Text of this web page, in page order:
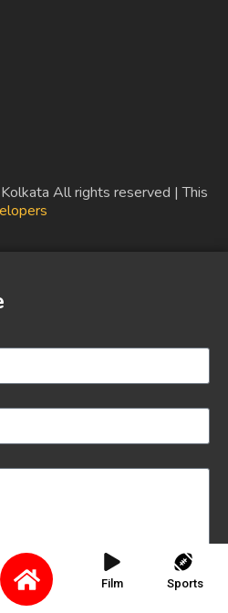
Film Sports
All rights reserved | This
Send